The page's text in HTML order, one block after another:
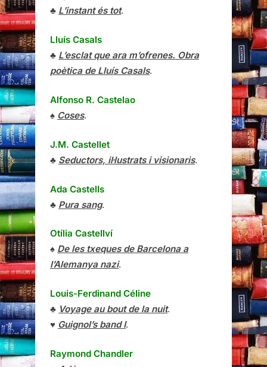
♣ L’instant és tot.
Lluís Casals
♣ L’esclat que ara m’ofrenes. Obra
poètica de Lluís Casals.
Alfonso R. Castelao
♠ Coses.
J.M. Castellet
♣ Seductors, il·lustrats i visionaris.
Ada Castells
♣ Pura sang.
Otília Castellví
♠ De les txeques de Barcelona a
l’Alemanya nazi.
Louis-Ferdinand Céline
♣ Voyage au bout de la nuit.
♥ Guignol’s band I.
Raymond Chandler